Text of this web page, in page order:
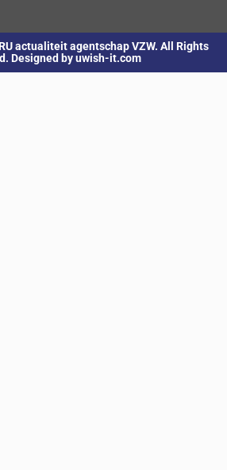
actualiteit agentschap VZW. All Rights
Designed by uwish-it.com